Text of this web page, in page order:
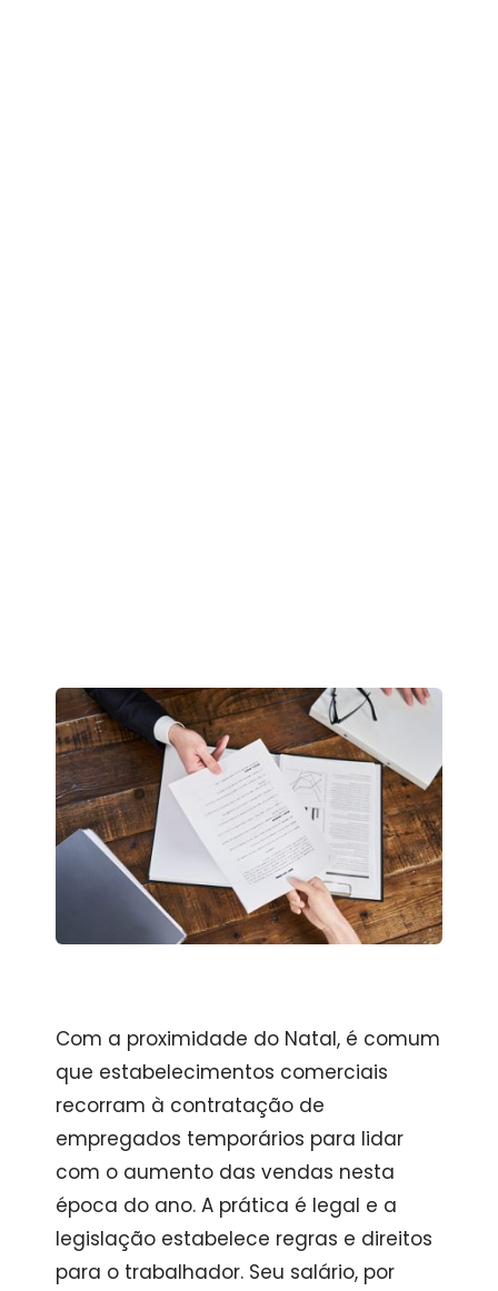
Com a proximidade do Natal, é comum
que estabelecimentos comerciais
recorram à contratação de
empregados temporários para lidar
com o aumento das vendas nesta
época do ano. A prática é legal e a
legislação estabelece regras e direitos
para o trabalhador. Seu salário, por